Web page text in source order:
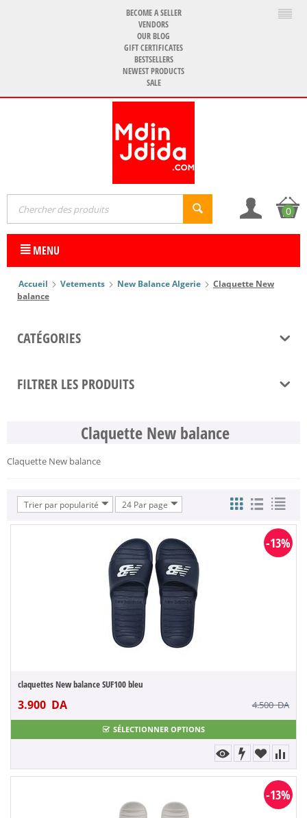
BECOME A SELLER
VENDORS
OUR BLOG
GIFT CERTIFICATES
BESTSELLERS
NEWEST PRODUCTS
SALE
0
MENU
Accueil Vetements New Balance Algerie
Claquette New
balance
CATÉGORIES
FILTRER LES PRODUITS
Claquette New balance
Claquette New balance
Trier par popularité 24 Par page
-13%
claquettes New balance SUF100 bleu
3.900 DA 4.500DA
SÉLECTIONNER OPTIONS
-13%